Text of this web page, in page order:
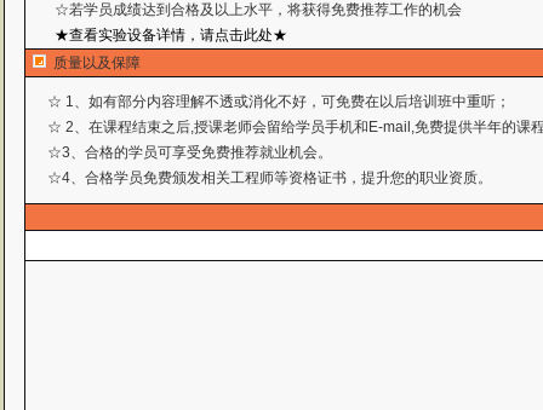
☆若学员成绩达到合格及以上水平，将获得免费推荐工作的机会
★查看实验设备详情，请点击此处★
质量以及保障
☆ 1、如有部分内容理解不透或消化不好，可免费在以后培训班中重听；
☆ 2、在课程结束之后,授课老师会留给学员手机和E-mail,免费提供半年的课
☆3、合格的学员可享受免费推荐就业机会。
☆4、合格学员免费颁发相关工程师等资格证书，提升您的职业资质。